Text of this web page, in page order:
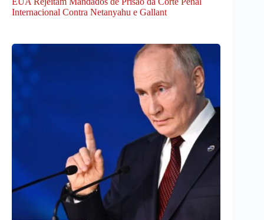
Internacional Contra Netanyahu e Gallant